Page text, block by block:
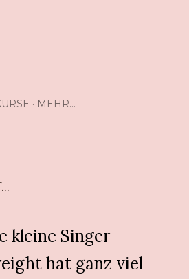
MEHR…
kleine Singer
hat ganz viel